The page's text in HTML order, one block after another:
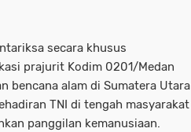
secara khusus
prajurit Kodim 0201/Medan
bencana alam di Sumatera Utara
TNI di tengah masyarakat
panggilan kemanusiaan.